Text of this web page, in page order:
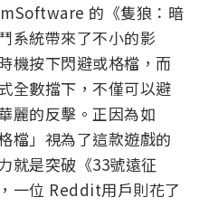
的《隻狼：暗
系統帶來了不小的影
機按下閃避或格檔，而
全數擋下，不僅可以避
麗的反擊。正因為如
檔」視為了這款遊戲的
就是突破《33號遠征
一位 Reddit用戶則花了